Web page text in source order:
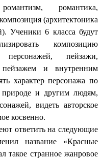
романтика,
(архитектоника
Ученики 6 класса будут
композицию
пейзажи,
и внутренним
характер персонажа по
и другим людям,
видеть авторское
косвенно.
ответить на следующие
название «Красные
такое странное жанровое